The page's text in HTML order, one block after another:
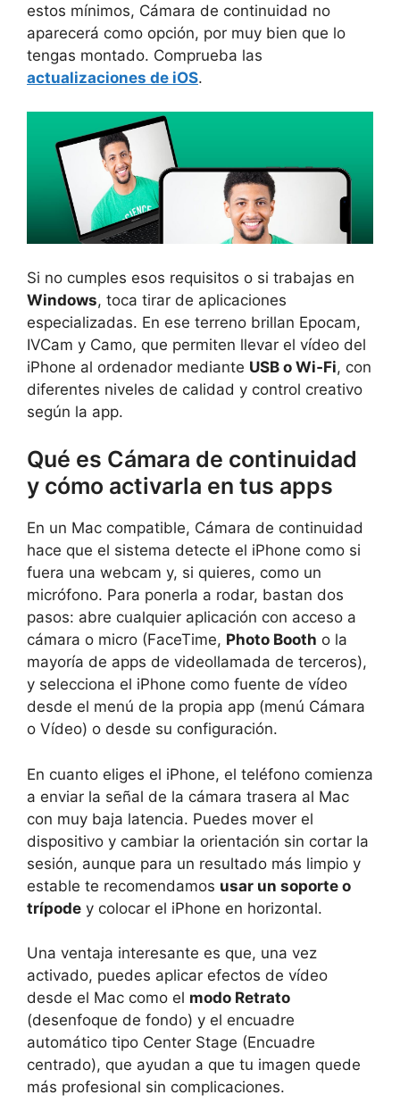
estos mínimos, Cámara de continuidad no
aparecerá como opción, por muy bien que lo
tengas montado. Comprueba las
actualizaciones de iOS.
Si no cumples esos requisitos o si trabajas en
Windows, toca tirar de aplicaciones
especializadas. En ese terreno brillan Epocam,
IVCam y Camo, que permiten llevar el vídeo del
iPhone al ordenador mediante USB o Wi‑Fi, con
diferentes niveles de calidad y control creativo
según la app.
Qué es Cámara de continuidad
y cómo activarla en tus apps
En un Mac compatible, Cámara de continuidad
hace que el sistema detecte el iPhone como si
fuera una webcam y, si quieres, como un
micrófono. Para ponerla a rodar, bastan dos
pasos: abre cualquier aplicación con acceso a
cámara o micro (FaceTime, Photo Booth o la
mayoría de apps de videollamada de terceros),
y selecciona el iPhone como fuente de vídeo
desde el menú de la propia app (menú Cámara
o Vídeo) o desde su configuración.
En cuanto eliges el iPhone, el teléfono comienza
a enviar la señal de la cámara trasera al Mac
con muy baja latencia. Puedes mover el
dispositivo y cambiar la orientación sin cortar la
sesión, aunque para un resultado más limpio y
estable te recomendamos usar un soporte o
trípode y colocar el iPhone en horizontal.
Una ventaja interesante es que, una vez
activado, puedes aplicar efectos de vídeo
desde el Mac como el modo Retrato
(desenfoque de fondo) y el encuadre
automático tipo Center Stage (Encuadre
centrado), que ayudan a que tu imagen quede
más profesional sin complicaciones.